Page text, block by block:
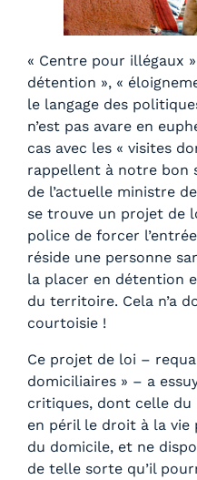
« Centre pour illégaux
détention », «
le langage des
n’est pas avare en
cas avec les « visites
rappellent à notre bon
de l’actuelle ministre
se trouve un projet de
police de forcer
réside une personne
la placer en détention
du territoire. Cela n’a
courtoisie !
Ce projet de loi –
domiciliaires » – a
critiques, dont celle du
en péril le droit à la vie
du domicile, et ne
de telle sorte qu’il